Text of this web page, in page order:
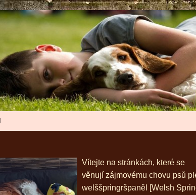
Vítejte na stránkách, které se
věnují zájmovému chovu psů
welššpringršpaněl [Welsh